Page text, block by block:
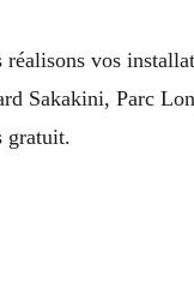
vos
Sakakini, Parc
gratuit.